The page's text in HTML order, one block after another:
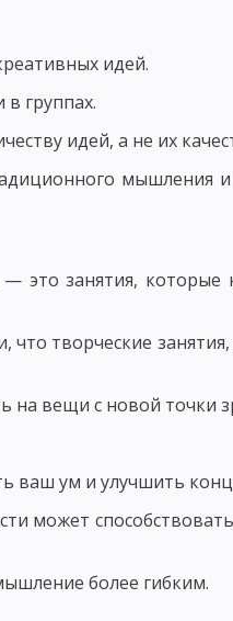
И ФУНКЦИИ
МАСТЕРСТВА
ПЕДАГОГА
УПРАВЛЯТЬ
ОБЩЕНИЯ
НАЦИОНАЛЬНОЙ СИСТЕМЫ
идей.
группах.
идей, а не их
мышления и
это занятия,
творческие
на вещи с новой точки
ваш ум и улучшить
может
более гибким.